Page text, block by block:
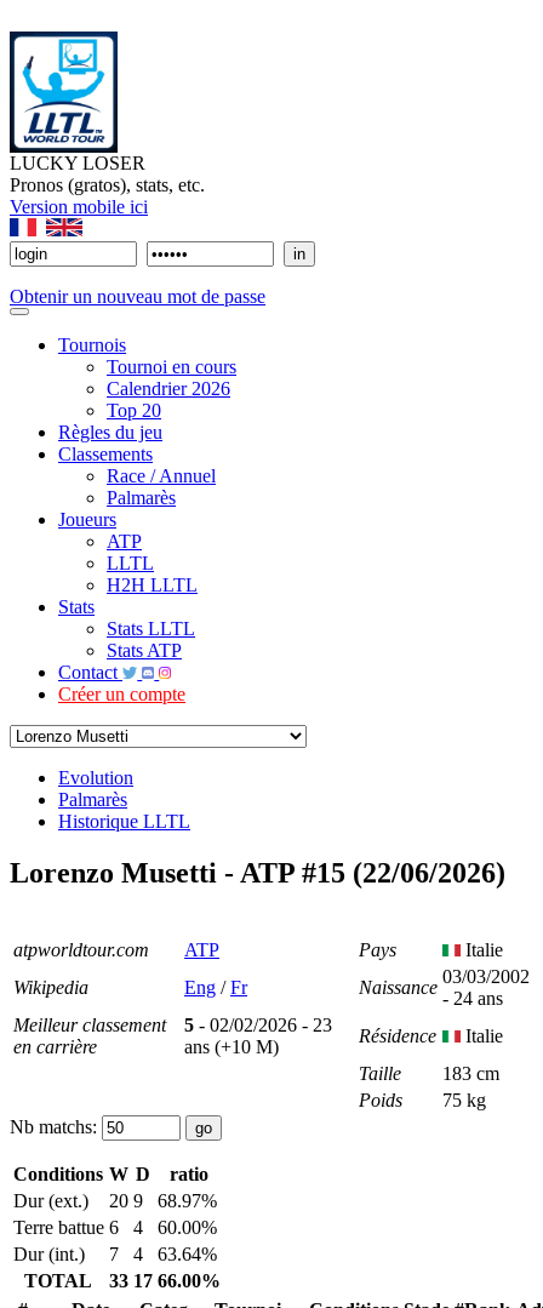
LUCKY LOSER
Pronos (gratos), stats, etc.
Version mobile ici
Obtenir un nouveau mot de passe
Tournois
Tournoi en cours
Calendrier 2026
Top 20
Règles du jeu
Classements
Race / Annuel
Palmarès
Joueurs
ATP
LLTL
H2H LLTL
Stats
Stats LLTL
Stats ATP
Contact
Créer un compte
Evolution
Palmarès
Historique LLTL
Lorenzo Musetti - ATP #15 (22/06/2026)
atpworldtour.com ATP Pays
Italie
Wikipedia
Eng /Fr Naissance
03/03/2002
- 24 ans
Meilleur classement
en carrière
5 - 02/02/2026 - 23
ans (+10 M)
Résidence
Italie
Taille
183 cm
Poids
75 kg
Nb matchs:
Conditions W D
ratio
Dur (ext.)
20 9
68.97%
Terre battue 6 4
60.00%
Dur (int.)
7 4
63.64%
TOTAL
33 17 66.00%